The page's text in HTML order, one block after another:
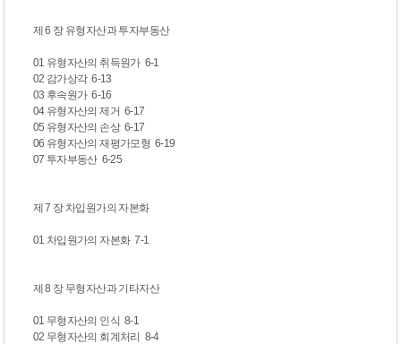
제 6 장 유형자산과 투자부동산
01 유형자산의 취득원가 6-1
02 감가상각 6-13
03 후속원가 6-16
04 유형자산의 제거 6-17
05 유형자산의 손상 6-17
06 유형자산의 재평가모형 6-19
07 투자부동산 6-25
제 7 장 차입원가의 자본화
01 차입원가의 자본화 7-1
제 8 장 무형자산과 기타자산
01 무형자산의 인식 8-1
02 무형자산의 회계처리 8-4